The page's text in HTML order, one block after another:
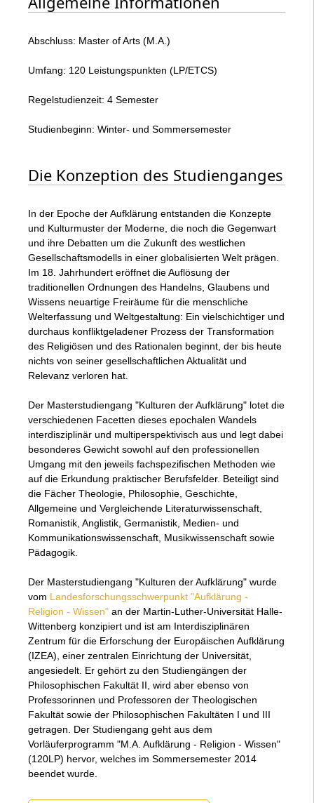
Abschluss: Master of Arts (M.A.)
Umfang: 120 Leistungspunkten (LP/ETCS)
Regelstudienzeit: 4 Semester
Studienbeginn: Winter- und Sommersemester
Die Konzeption des Studienganges
In der Epoche der Aufklärung entstanden die Konzepte
und Kulturmuster der Moderne, die noch die Gegenwart
und ihre Debatten um die Zukunft des westlichen
Gesellschaftsmodells in einer globalisierten Welt prägen.
Im 18. Jahrhundert eröffnet die Auflösung der
traditionellen Ordnungen des Handelns, Glaubens und
Wissens neuartige Freiräume für die menschliche
Welterfassung und Weltgestaltung: Ein vielschichtiger und
durchaus konfliktgeladener Prozess der Transformation
des Religiösen und des Rationalen beginnt, der bis heute
nichts von seiner gesellschaftlichen Aktualität und
Relevanz verloren hat.
Der Masterstudiengang "Kulturen der Aufklärung" lotet die
verschiedenen Facetten dieses epochalen Wandels
interdisziplinär und multiperspektivisch aus und legt dabei
besonderes Gewicht sowohl auf den professionellen
Umgang mit den jeweils fachspezifischen Methoden wie
auf die Erkundung praktischer Berufsfelder. Beteiligt sind
die Fächer Theologie, Philosophie, Geschichte,
Allgemeine und Vergleichende Literaturwissenschaft,
Romanistik, Anglistik, Germanistik, Medien- und
Kommunikationswissenschaft, Musikwissenschaft sowie
Pädagogik.
Der Masterstudiengang "Kulturen der Aufklärung" wurde
vom Landesforschungsschwerpunkt "Aufklärung -
Religion - Wissen" an der Martin-Luther-Universität Halle-
Wittenberg konzipiert und ist am Interdisziplinären
Zentrum für die Erforschung der Europäischen Aufklärung
(IZEA), einer zentralen Einrichtung der Universität,
angesiedelt. Er gehört zu den Studiengängen der
Philosophischen Fakultät II, wird aber ebenso von
Professorinnen und Professoren der Theologischen
Fakultät sowie der Philosophischen Fakultäten I und III
getragen. Der Studiengang geht aus dem
Vorläuferprogramm "M.A. Aufklärung - Religion - Wissen"
(120LP) hervor, welches im Sommersemester 2014
beendet wurde.